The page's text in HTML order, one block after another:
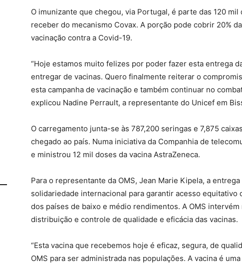
O imunizante que chegou, via Portugal, é parte das 120
receber do mecanismo Covax. A porção pode cobrir 20%
vacinação contra a Covid-19.
“Hoje estamos muito felizes por poder fazer esta entrega
entregar de vacinas. Quero finalmente reiterar o
esta campanha de vacinação e também continuar no
explicou Nadine Perrault, a representante do Unicef em
O carregamento junta-se às 787,200 seringas e 7,875
chegado ao país. Numa iniciativa da Companhia de
e ministrou 12 mil doses da vacina AstraZeneca.
Para o representante da OMS, Jean Marie Kipela, a
solidariedade internacional para garantir acesso equitativo
dos países de baixo e médio rendimentos. A OMS
distribuição e controle de qualidade e eficácia das vacinas.
“Esta vacina que recebemos hoje é eficaz, segura, de
OMS para ser administrada nas populações. A vacina é